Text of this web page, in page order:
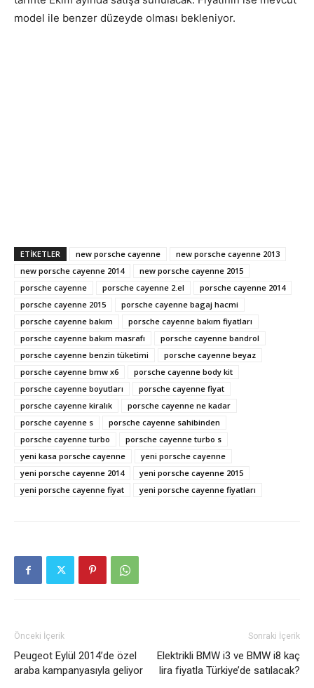
model ile benzer düzeyde olması bekleniyor.
ETIKETLER new porsche cayenne
new porsche cayenne 2013
new porsche cayenne 2014
new porsche cayenne 2015
porsche cayenne
porsche cayenne 2.el
porsche cayenne 2014
porsche cayenne 2015
porsche cayenne bagaj hacmi
porsche cayenne bakım
porsche cayenne bakım fiyatları
porsche cayenne bakım masrafı
porsche cayenne bandrol
porsche cayenne benzin tüketimi
porsche cayenne beyaz
porsche cayenne bmw x6
porsche cayenne body kit
porsche cayenne boyutları
porsche cayenne fiyat
porsche cayenne kiralık
porsche cayenne ne kadar
porsche cayenne s
porsche cayenne sahibinden
porsche cayenne turbo
porsche cayenne turbo s
yeni kasa porsche cayenne
yeni porsche cayenne
yeni porsche cayenne 2014
yeni porsche cayenne 2015
yeni porsche cayenne fiyat
yeni porsche cayenne fiyatları
Önceki İçerik
Peugeot Eylül 2014’de özel
araba kampanyasıyla geliyor
Sonraki İçerik
Elektrikli BMW i3 ve BMW i8 kaç
lira fiyatla Türkiye’de satılacak?